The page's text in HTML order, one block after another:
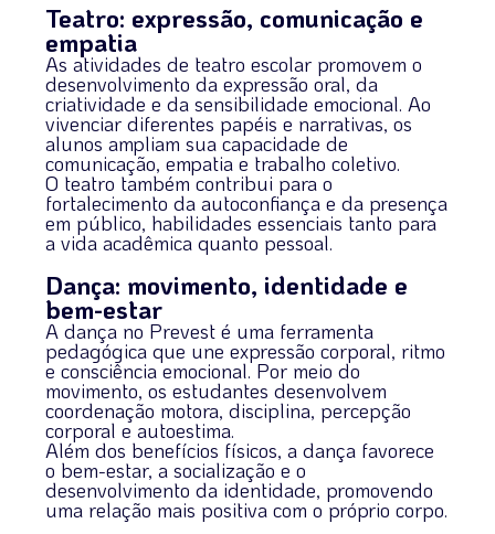
Teatro: expressão, comunicação e
empatia
As atividades de teatro escolar promovem o
desenvolvimento da expressão oral, da
criatividade e da sensibilidade emocional. Ao
vivenciar diferentes papéis e narrativas, os
alunos ampliam sua capacidade de
comunicação, empatia e trabalho coletivo.
O teatro também contribui para o
fortalecimento da autoconfiança e da presença
em público, habilidades essenciais tanto para
a vida acadêmica quanto pessoal.
Dança: movimento, identidade e
bem-estar
A dança no Prevest é uma ferramenta
pedagógica que une expressão corporal, ritmo
e consciência emocional. Por meio do
movimento, os estudantes desenvolvem
coordenação motora, disciplina, percepção
corporal e autoestima.
Além dos benefícios físicos, a dança favorece
o bem-estar, a socialização e o
desenvolvimento da identidade, promovendo
uma relação mais positiva com o próprio corpo.